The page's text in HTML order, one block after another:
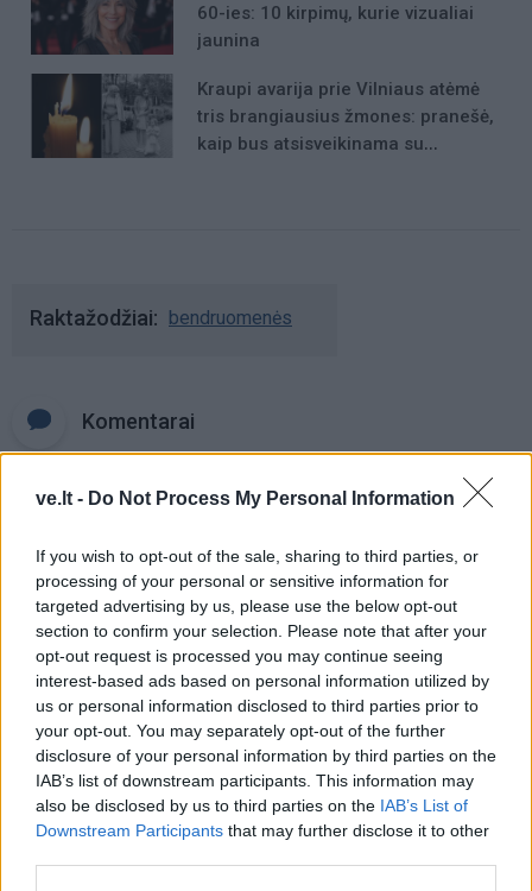
ve.lt - Do Not Process My Personal Information
If you wish to opt-out of the sale, sharing to third parties, or
processing of your personal or sensitive information for
targeted advertising by us, please use the below opt-out
section to confirm your selection. Please note that after your
opt-out request is processed you may continue seeing
interest-based ads based on personal information utilized by
us or personal information disclosed to third parties prior to
your opt-out. You may separately opt-out of the further
disclosure of your personal information by third parties on the
IAB’s list of downstream participants. This information may
also be disclosed by us to third parties on the IAB’s List of
Downstream Participants that may further disclose it to other
60-ies: 10 kirpimų, kurie vizualiai
jaunina
Kraupi avarija prie Vilniaus atėmė
tris brangiausius žmones: pranešė,
kaip bus atsisveikinama su
Raktažodžiai bendruomenės
Komentarai
Rašyti komentarą
Jūsų vardas
Komentaras